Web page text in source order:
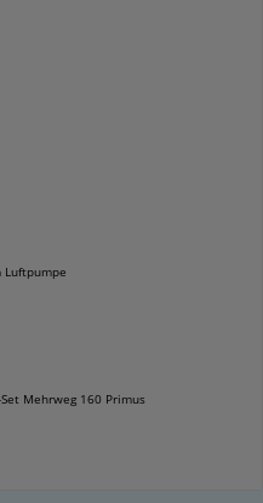
Luftpumpe
Mehrweg 160 Primus